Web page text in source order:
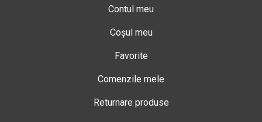
Contul meu
Coșul meu
Favorite
Comenzile mele
Returnare produse